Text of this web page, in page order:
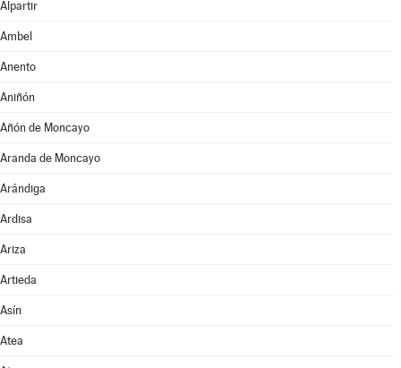
Alpartir
Ambel
Anento
Aniñón
Añón de Moncayo
Aranda de Moncayo
Arándiga
Ardisa
Ariza
Artieda
Asín
Atea